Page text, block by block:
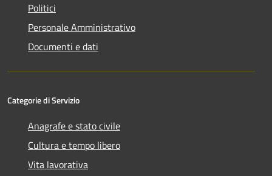
Politici
Personale Amministrativo
Documenti e dati
Categorie di Servizio
Anagrafe e stato civile
Cultura e tempo libero
Vita lavorativa